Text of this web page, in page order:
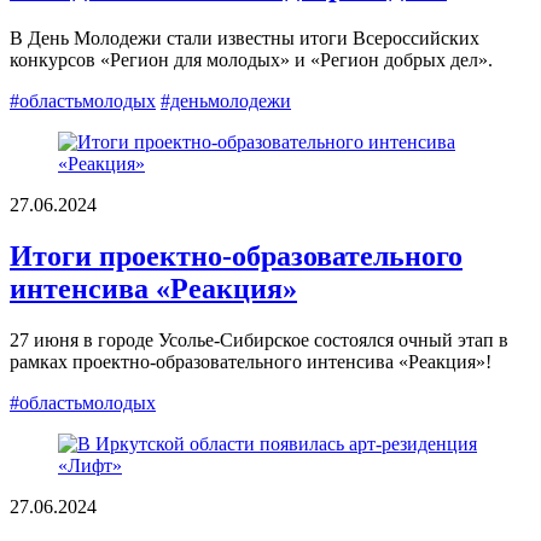
В День Молодежи стали известны итоги Всероссийских
конкурсов «Регион для молодых» и «Регион добрых дел».
#областьмолодых #деньмолодежи
27.06.2024
Итоги проектно-образовательного
интенсива «Реакция»
27 июня в городе Усолье-Сибирское состоялся очный этап в
рамках проектно-образовательного интенсива «Реакция»!
#областьмолодых
27.06.2024